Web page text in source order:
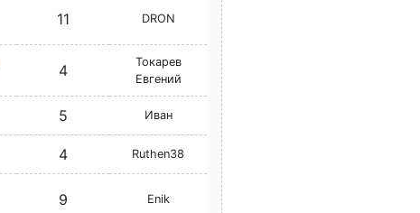
11 DRON
4
Токарев
Евгений
5 Иван
4 Ruthen38
9 Enik